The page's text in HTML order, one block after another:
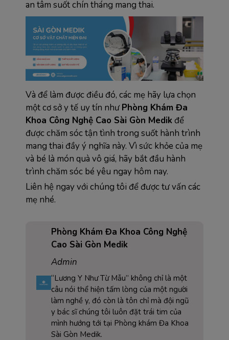
an tâm suốt chín tháng mang thai.
Và để làm được điều đó, các mẹ hãy lựa chọn
một cơ sở y tế uy tín như Phòng Khám Đa
Khoa Công Nghệ Cao Sài Gòn Medik để
được chăm sóc tận tình trong suốt hành trình
mang thai đầy ý nghĩa này. Vì sức khỏe của mẹ
và bé là món quà vô giá, hãy bắt đầu hành
trình chăm sóc bé yêu ngay hôm nay.
Liên hệ ngay với chúng tôi để được tư vấn các
mẹ nhé.
Phòng Khám Đa Khoa Công Nghệ
Cao Sài Gòn Medik
Admin
“Lương Y Như Từ Mẫu” không chỉ là một
câu nói thể hiện tấm lòng của một người
làm nghề y, đó còn là tôn chỉ mà đội ngũ
y bác sĩ chúng tôi luôn đặt trái tim của
mình hướng tới tại Phòng khám Đa Khoa
Sài Gòn Medik.